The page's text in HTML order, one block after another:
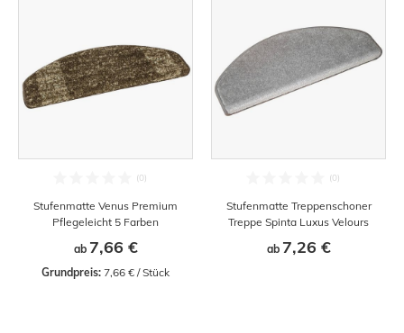
Stufenmatte Venus Premium
Pflegeleicht 5 Farben
ab 7,66 €
Grundpreis: 7,66 € / Stück
Stufenmatte Treppenschoner
Treppe Spinta Luxus Velours
ab 7,26 €